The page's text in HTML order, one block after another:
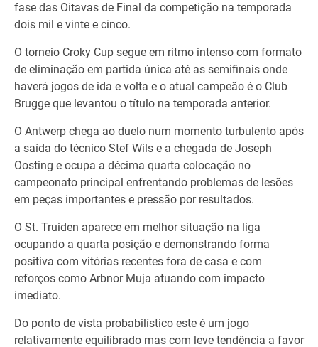
fase das Oitavas de Final da competição na temporada
dois mil e vinte e cinco.
O torneio Croky Cup segue em ritmo intenso com formato
de eliminação em partida única até as semifinais onde
haverá jogos de ida e volta e o atual campeão é o Club
Brugge que levantou o título na temporada anterior.
O Antwerp chega ao duelo num momento turbulento após
a saída do técnico Stef Wils e a chegada de Joseph
Oosting e ocupa a décima quarta colocação no
campeonato principal enfrentando problemas de lesões
em peças importantes e pressão por resultados.
O St. Truiden aparece em melhor situação na liga
ocupando a quarta posição e demonstrando forma
positiva com vitórias recentes fora de casa e com
reforços como Arbnor Muja atuando com impacto
imediato.
Do ponto de vista probabilístico este é um jogo
relativamente equilibrado mas com leve tendência a favor